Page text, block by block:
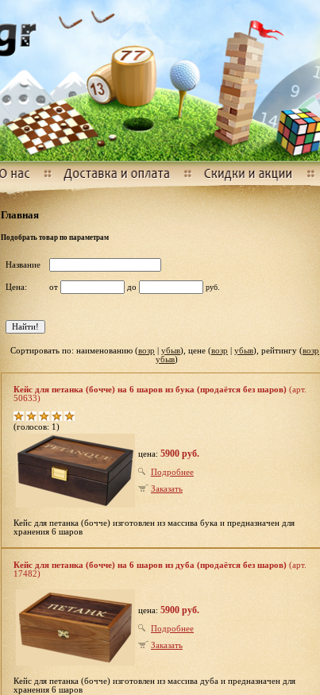
Главная
Подобрать товар по параметрам
Название
Цена: от до руб.
Сортировать по: наименованию (возр убыв), цене (возр убыв), рейтингу (возр
убыв)
Кейс для петанка (бочче) на 6 шаров из бука (продаётся без шаров) (арт.
50633)
(голосов: 1)
цена:5900 руб.
Подробнее
Заказать
Кейс для петанка (бочче) изготовлен из массива бука и предназначен для
хранения 6 шаров
Кейс для петанка (бочче) на 6 шаров из дуба (продаётся без шаров) (арт.
17482)
цена: 5900 руб.
Подробнее
Заказать
Кейс для петанка (бочче) изготовлен из массива дуба и предназначен для
хранения 6 шаров